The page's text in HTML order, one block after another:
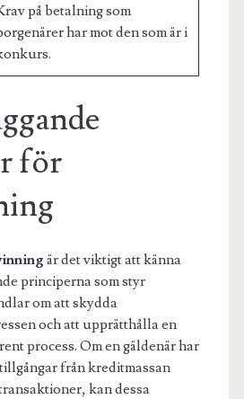
på betalning som
har mot den som är i
för
är det viktigt att känna
principerna som styr
om att skydda
och att upprätthålla en
process. Om en gäldenär har
från kreditmassan
kan dessa